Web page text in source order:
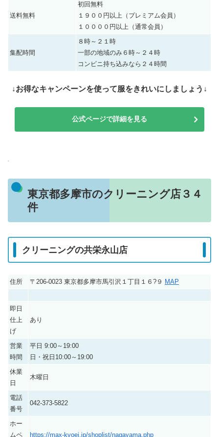
送料無料
初回無料
１９００円以上（プレミアム会員）
１００００円以上（通常会員）
集配時間
８時～２１時
一部の地域のみ６時～２４時
コンビニ持ち込みなら２４時間
↓お得なキャンペーンを使って服をきれいにしましょう↓
公式ページで詳細を見る
東京都多摩市のクリーニング店３４
件
クリーニングの共栄永山店
住所 〒206-0023 東京都多摩市馬引沢１丁目１６?９ MAP
即日
仕上
げ
あり
営業
時間
平日 9:00～19:00
日・祝日10:00～19:00
休業
日
木曜日
電話
番号
042-373-5822
ホー
ムペ
https://max-kyoei.jp/shoplist/nagayama.php